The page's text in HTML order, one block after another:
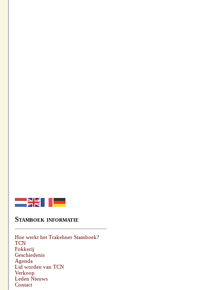
Stamboek informatie
Hoe werkt het Trakehner Stamboek?
TCN
Fokkerij
Geschiedenis
Agenda
Lid worden van TCN
Verkoop
Leden Nieuws
Contact